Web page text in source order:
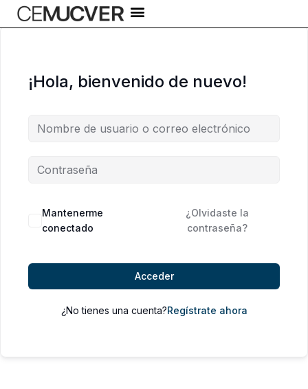
al
¡Hola, bienvenido de nuevo!
Alternative:
Mantenerme
conectado
¿Olvidaste la
contraseña?
Acceder
¿No tienes una cuenta?Regístrate ahora